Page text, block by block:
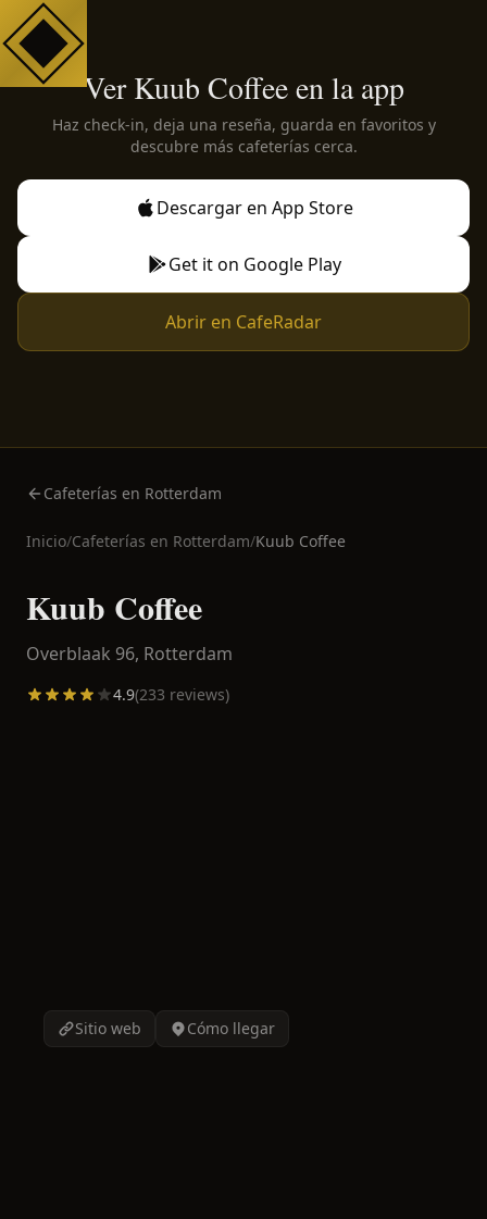
Ver Kuub Coffee en la app
Haz check-in, deja una reseña, guarda en favoritos y
descubre más cafeterías cerca.
Descargar en App Store
Get it on Google Play
Abrir en CafeRadar
Cafeterías en Rotterdam
Inicio/Cafeterías en Rotterdam/Kuub Coffee
Kuub Coffee
Overblaak 96, Rotterdam
4.9(233 reviews)
Sitio web Cómo llegar